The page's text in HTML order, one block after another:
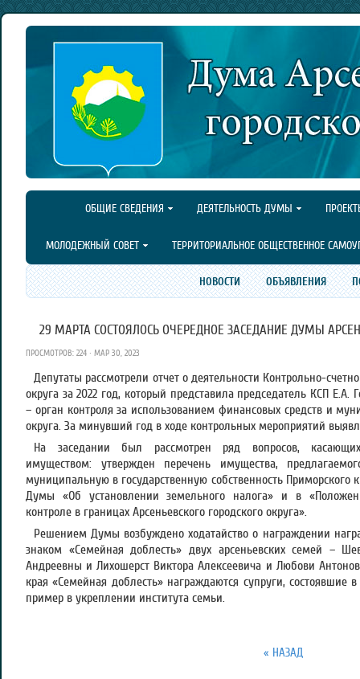
ОБЩИЕ СВЕДЕНИЯ ДЕЯТЕЛЬНОСТЬ ДУМЫ
МОЛОДЕЖНЫЙ СОВЕТ ТЕРРИТОРИАЛЬНОЕ ОБЩЕСТВЕННОЕ
НОВОСТИ ОБЪЯВЛЕНИЯ
29 МАРТА СОСТОЯЛОСЬ ОЧЕРЕДНОЕ ЗАСЕДАНИЕ ДУМЫ
ПРОСМОТРОВ: 224 · МАР 30, 2023
Депутаты рассмотрели отчет о деятельности Контрольно-
округа за 2022 год, который представила председатель КСП Е.А.
– орган контроля за использованием финансовых средств и
округа. За минувший год в ходе контрольных мероприятий
На заседании был рассмотрен ряд вопросов,
имуществом: утвержден перечень имущества,
муниципальную в государственную собственность
Думы «Об установлении земельного налога» и в
контроле в границах Арсеньевского городского округа».
Решением Думы возбуждено ходатайство о награждении
знаком «Семейная доблесть» двух арсеньевских семей –
Андреевны и Лихошерст Виктора Алексеевича и Любови
края «Семейная доблесть» награждаются супруги,
пример в укреплении института семьи.
« НАЗАД